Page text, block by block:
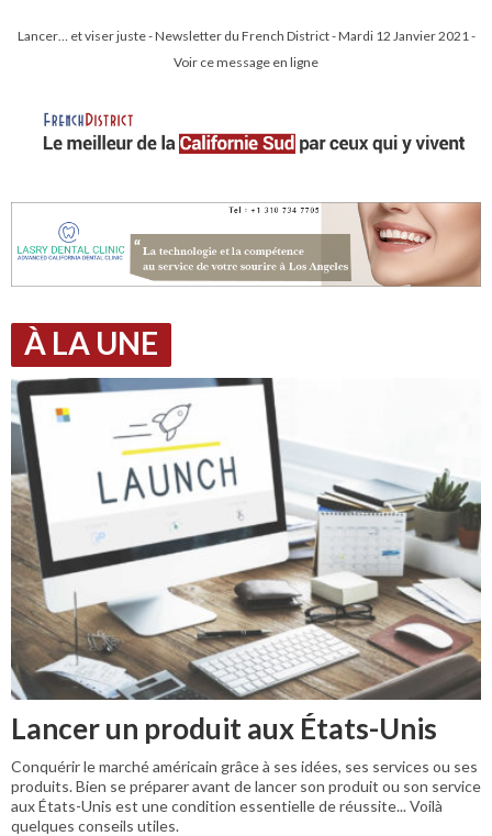
Lancer… et viser juste - Newsletter du French District - Mardi 12 Janvier 2021 -
Voir ce message en ligne
À LA UNE
Lancer un produit aux États-Unis
Conquérir le marché américain grâce à ses idées, ses services ou ses
produits. Bien se préparer avant de lancer son produit ou son service
aux États-Unis est une condition essentielle de réussite... Voilà
quelques conseils utiles.